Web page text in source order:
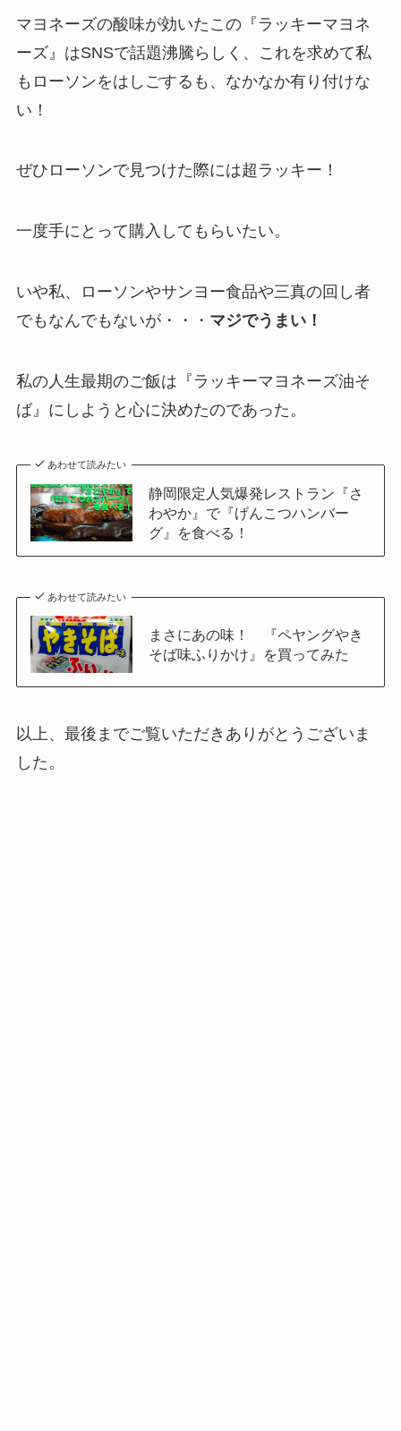
マヨネーズの酸味が効いたこの『ラッキーマヨネ
ーズ』はSNSで話題沸騰らしく、これを求めて私
もローソンをはしごするも、なかなか有り付けな
い！
ぜひローソンで見つけた際には超ラッキー！
一度手にとって購入してもらいたい。
いや私、ローソンやサンヨー食品や三真の回し者
でもなんでもないが・・・ マジでうまい！
私の人生最期のご飯は『ラッキーマヨネーズ油そ
ば』にしようと心に決めたのであった。
あわせて読みたい
静岡限定人気爆発レストラン『さ
わやか』で『げんこつハンバー
グ』を食べる！
あわせて読みたい
まさにあの味！ 『ペヤングやき
そば味ふりかけ』を買ってみた
以上、最後までご覧いただきありがとうございま
した。